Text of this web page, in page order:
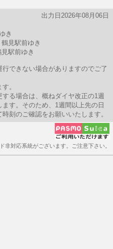
出力日2026年08月06日
き
見駅前ゆき
駅前ゆき
できない場合がありますのでご了
。
る場合は、概ねダイヤ改正の1週
す。そのため、1週間以上先の日
刻のご確認をお願いいたします。
非対応系統がございます。ご注意下さい。